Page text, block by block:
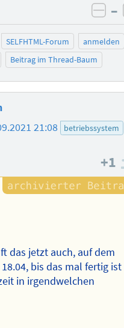
–
SELFHTML-Forum
anmelden
Beitrag im Thread-Baum
21:08
betriebssystem
+1
das jetzt auch, auf dem
bis das mal fertig ist
in irgendwelchen